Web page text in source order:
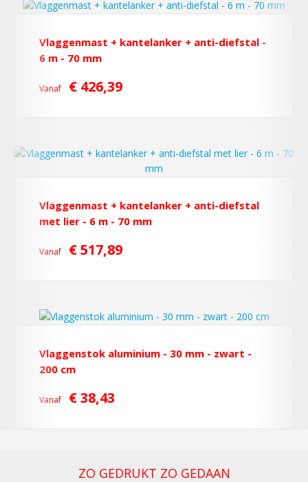
Vlaggenmast + kantelanker + anti-diefstal -
6 m - 70 mm
Vanaf € 426,39
Vlaggenmast + kantelanker + anti-diefstal
met lier - 6 m - 70 mm
Vanaf € 517,89
Vlaggenstok aluminium - 30 mm - zwart -
200 cm
Vanaf € 38,43
ZO GEDRUKT ZO GEDAAN